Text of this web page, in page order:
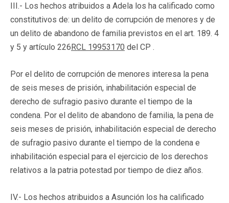
III.- Los hechos atribuidos a Adela los ha calificado como
constitutivos de: un delito de corrupción de menores y de
un delito de abandono de familia previstos en el art. 189. 4
y 5 y artículo 226RCL 19953170 del CP .
Por el delito de corrupción de menores interesa la pena
de seis meses de prisión, inhabilitación especial de
derecho de sufragio pasivo durante el tiempo de la
condena. Por el delito de abandono de familia, la pena de
seis meses de prisión, inhabilitación especial de derecho
de sufragio pasivo durante el tiempo de la condena e
inhabilitación especial para el ejercicio de los derechos
relativos a la patria potestad por tiempo de diez años.
IV.- Los hechos atribuidos a Asunción los ha calificado